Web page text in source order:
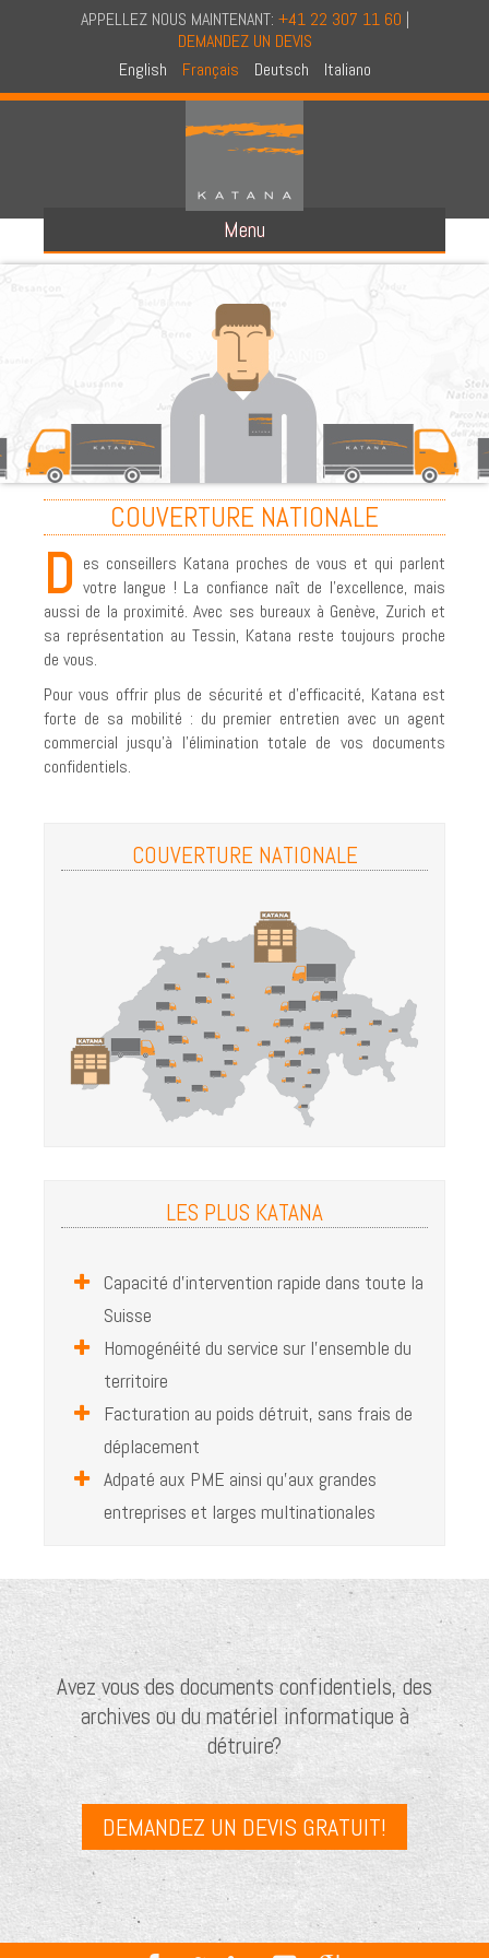
APPELLEZ NOUS MAINTENANT: +41 22 307 11 60 |
DEMANDEZ UN DEVIS
English
Français Deutsch Italiano
Menu
A PROPOS DE KATANA
CONCEPT
AUDIT EN CONFIDENTIALITE
CERTIFICATION NAID
NOS CAMIONS
PARTENAIRES
PHILOSOPHIE ET HISTORIQUE
RECYCLAGE ET CERTIFICATION
COUVERTURE NATIONALE
COMMENT NOUS TROUVER?
LOI ET DROIT
DESTRUCTION DE DOCUMENTS SUR SITE
DESTRUCTION D'ARCHIVES
SERVICE RÉGULIER
NUMÉRISATION DE DOCUMENTS PAPIER
LA FIN DE VIE DES DOSSIERS RÉSIDENTS
EFFACEMENT DE DONNÉES NUMÉRIQUES
RISQUES ASSOCIÉS AUX PHOTOCOPIEURS
POURQUOI DÉTRUIRE VOS DISQUES DURS?
JOBS
CONTACT
COUVERTURE NATIONALE
D es conseillers Katana proches de vous et qui parlent
votre langue ! La confiance naît de l’excellence, mais
aussi de la proximité. Avec ses bureaux à Genève, Zurich et
sa représentation au Tessin, Katana reste toujours proche
de vous.
Pour vous offrir plus de sécurité et d'efficacité, Katana est
forte de sa mobilité : du premier entretien avec un agent
commercial jusqu'à l'élimination totale de vos documents
confidentiels.
COUVERTURE NATIONALE
LES PLUS KATANA
Capacité d’intervention rapide dans toute la
Suisse
Homogénéité du service sur l’ensemble du
territoire
Facturation au poids détruit, sans frais de
déplacement
Adpaté aux PME ainsi qu'aux grandes
entreprises et larges multinationales
Avez vous des documents confidentiels, des
archives ou du matériel informatique à
détruire?
DEMANDEZ UN DEVIS GRATUIT!